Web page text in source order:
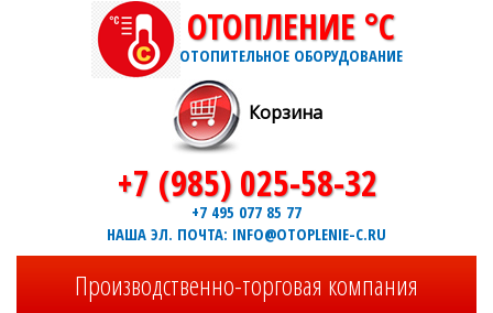
ОТОПЛЕНИЕ °C
ОТОПИТЕЛЬНОЕ ОБОРУДОВАНИЕ
Корзина
+7 (985) 025-58-32
+7 495 077 85 77
НАША ЭЛ. ПОЧТА: INFO@OTOPLENIE-C.RU
Производственно-торговая компания